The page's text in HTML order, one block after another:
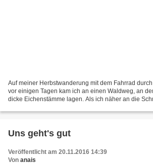
Auf meiner Herbstwanderung mit dem Fahrrad
vor einigen Tagen kam ich an einen Waldweg, an
dicke Eichenstämme lagen. Als ich näher an die
Uns geht's gut
Veröffentlicht am 20.11.2016 14:39
Von anais